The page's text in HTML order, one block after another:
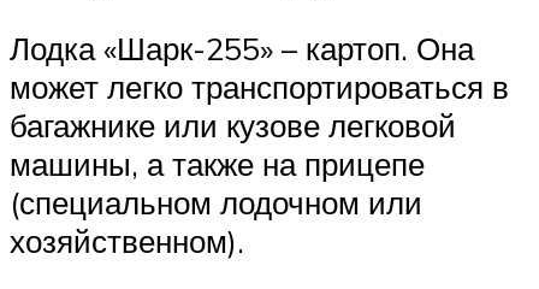
Лодка «Шарк-255» – картоп. Она
может легко транспортироваться в
багажнике или кузове легковой
машины, а также на прицепе
(специальном лодочном или
хозяйственном).